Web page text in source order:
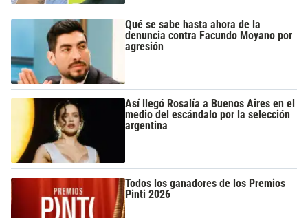
Qué se sabe hasta ahora de la
denuncia contra Facundo Moyano por
agresión
Así llegó Rosalía a Buenos Aires en el
medio del escándalo por la selección
argentina
Todos los ganadores de los Premios
Pinti 2026